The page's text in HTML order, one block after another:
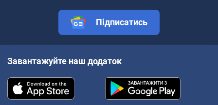
Підписатись
Завантажуйте наш додаток